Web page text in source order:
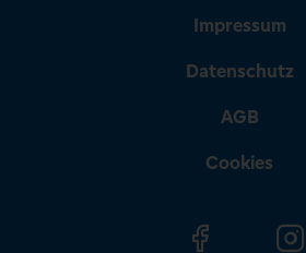
Impressum
Datenschutz
AGB
Cookies